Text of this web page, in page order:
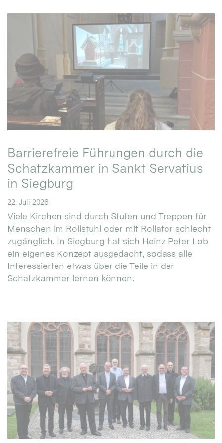
Barrierefreie Führungen durch die
Schatzkammer in Sankt Servatius
in Siegburg
22. Juli 2026
Viele Kirchen sind durch Stufen und Treppen für
Menschen im Rollstuhl oder mit Rollator schlecht
zugänglich. In Siegburg hat sich Heinz Peter Lob
ein eigenes Konzept ausgedacht, sodass alle
Interessierten etwas über die Teile in der
Schatzkammer lernen können.